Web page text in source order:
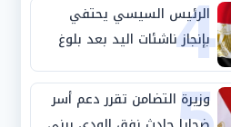
4
الرئيس السيسي يحتفي
بإنجاز ناشئات اليد بعد بلوغ
نصف نهائي كأس العالم
وزيرة التضامن تقرر دعم أسر